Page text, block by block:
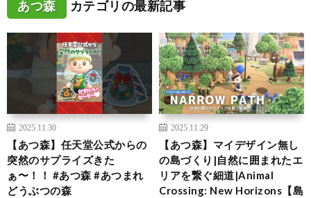
あつ森 カテゴリの最新記事
2025.11.30
【あつ森】任天堂公式からの
突然のサプライズきた
ぁ〜！！ #あつ森 #あつまれ
どうぶつの森
2025.11.29
【あつ森】マイデザイン無し
の島づくり|自然に囲まれたエ
リアを繋ぐ細道|Animal
Crossing: New Horizons【島